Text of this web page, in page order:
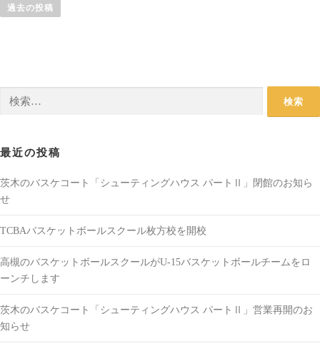
過去の投稿
最近の投稿
茨木のバスケコート「シューティングハウス パートⅡ」閉館のお知ら
せ
TCBAバスケットボールスクール枚方校を開校
高槻のバスケットボールスクールがU-15バスケットボールチームをロ
ーンチします
茨木のバスケコート「シューティングハウス パートⅡ」営業再開のお
知らせ